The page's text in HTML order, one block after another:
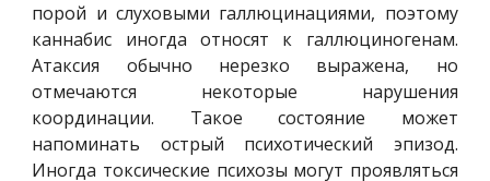
порой и слуховыми галлюцинациями, поэтому
каннабис иногда относят к галлюциногенам.
Атаксия обычно нерезко выражена, но
отмечаются некоторые нарушения
координации. Такое состояние может
напоминать острый психотический эпизод.
Иногда токсические психозы могут проявляться